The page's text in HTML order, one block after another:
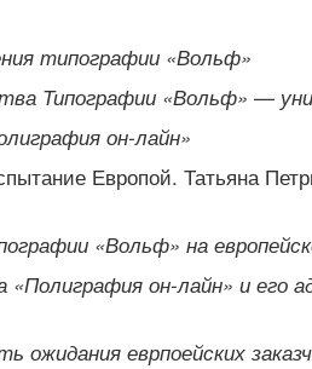
типографии «Вольф»
Типографии «Вольф» —
он-лайн»
Европой. Татьяна
«Вольф» на
он-лайн» и его
ожидания еврпоейских